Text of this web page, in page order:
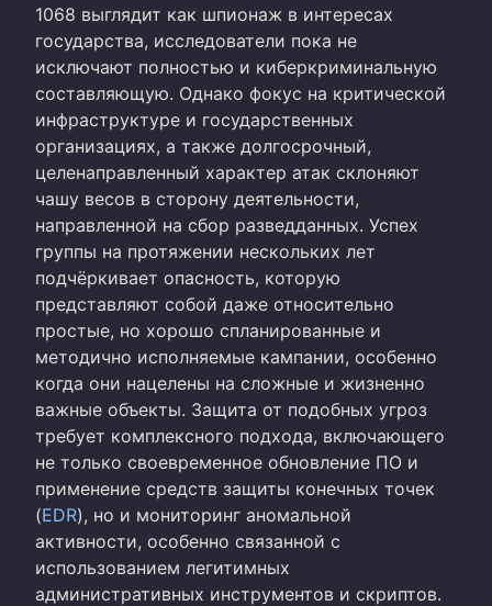
1068 выглядит как шпионаж в интересах
государства, исследователи пока не
исключают полностью и киберкриминальную
составляющую. Однако фокус на критической
инфраструктуре и государственных
организациях, а также долгосрочный,
целенаправленный характер атак склоняют
чашу весов в сторону деятельности,
направленной на сбор разведданных. Успех
группы на протяжении нескольких лет
подчёркивает опасность, которую
представляют собой даже относительно
простые, но хорошо спланированные и
методично исполняемые кампании, особенно
когда они нацелены на сложные и жизненно
важные объекты. Защита от подобных угроз
требует комплексного подхода, включающего
не только своевременное обновление ПО и
применение средств защиты конечных точек
(EDR), но и мониторинг аномальной
активности, особенно связанной с
использованием легитимных
административных инструментов и скриптов.